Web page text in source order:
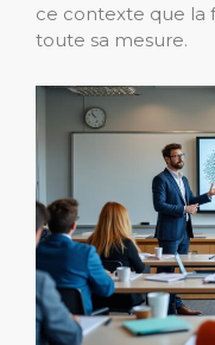
ce contexte que la
toute sa mesure.